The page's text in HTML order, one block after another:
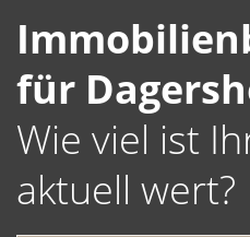
für
Wie viel ist
aktuell wert?